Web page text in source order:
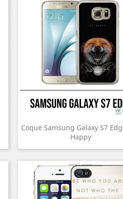
Coque Samsung Galaxy S7
Happy